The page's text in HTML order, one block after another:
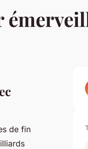
de fin